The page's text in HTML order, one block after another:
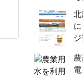
北
ジ